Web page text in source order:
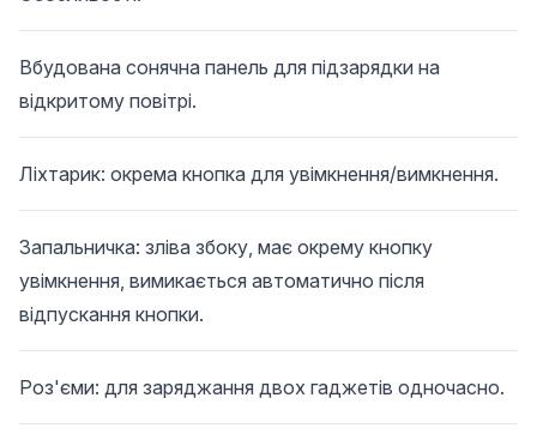
Вбудована сонячна панель для підзарядки на
відкритому повітрі.
Ліхтарик: окрема кнопка для увімкнення/вимкнення.
Запальничка: зліва збоку, має окрему кнопку
увімкнення, вимикається автоматично після
відпускання кнопки.
Роз'єми: для заряджання двох гаджетів одночасно.